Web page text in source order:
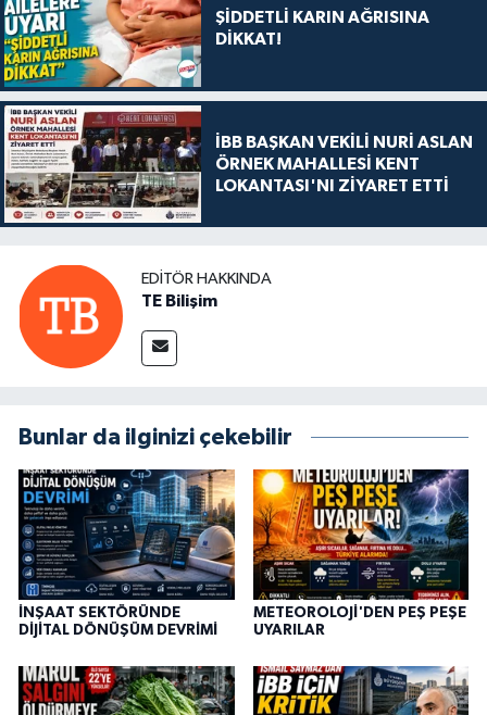
ŞİDDETLİ KARIN AĞRISINA
DİKKAT!
İBB BAŞKAN VEKİLİ NURİ ASLAN
ÖRNEK MAHALLESİ KENT
LOKANTASI'NI ZİYARET ETTİ
EDITÖR HAKKINDA
TE Bilişim
Bunlar da ilginizi çekebilir
İNŞAAT SEKTÖRÜNDE
DİJİTAL DÖNÜŞÜM DEVRİMİ
METEOROLOJİ'DEN PEŞ PEŞE
UYARILAR